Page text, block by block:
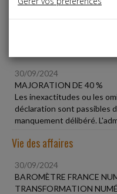
Liste des dernières
30/09/2024
MAJORATION DE 40 %
Les inexactitudes ou les
déclaration sont passibles
manquement délibéré.
Vie des affaires
30/09/2024
BAROMÈTRE FRANCE
TRANSFORMATION